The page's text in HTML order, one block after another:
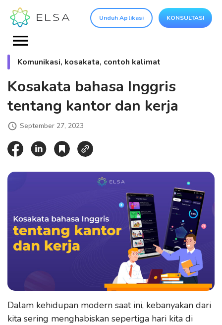
Unduh Aplikasi KONSULTASI
Komunikasi, kosakata, contoh kalimat
Kosakata bahasa Inggris
tentang kantor dan kerja
September 27, 2023
Dalam kehidupan modern saat ini, kebanyakan dari
kita sering menghabiskan sepertiga hari kita di